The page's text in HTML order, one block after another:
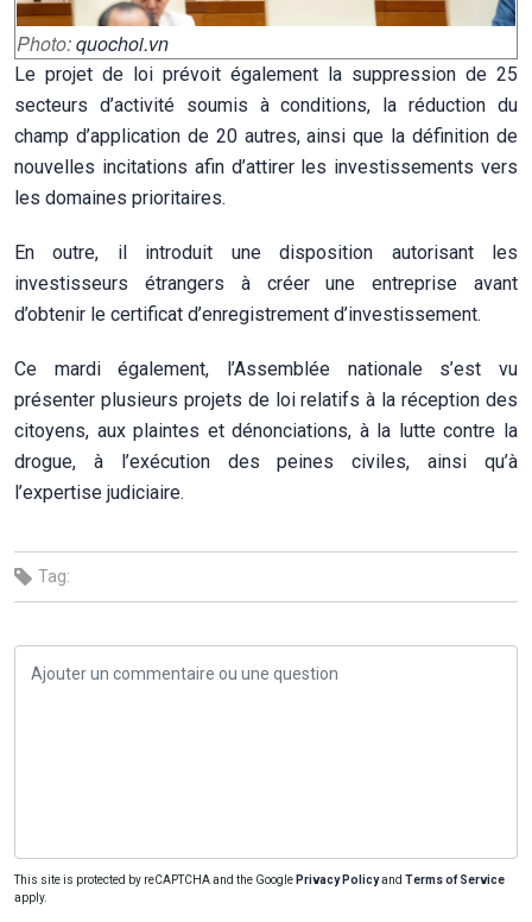
Photo:quochoi.vn
Le projet de loi prévoit également la suppression de 25
secteurs d’activité soumis à conditions, la réduction du
champ d’application de 20 autres, ainsi que la définition de
nouvelles incitations afin d’attirer les investissements vers
les domaines prioritaires.
En outre, il introduit une disposition autorisant les
investisseurs étrangers à créer une entreprise avant
d’obtenir le certificat d’enregistrement d’investissement.
Ce mardi également, l’Assemblée nationale s’est vu
présenter plusieurs projets de loi relatifs à la réception des
citoyens, aux plaintes et dénonciations, à la lutte contre la
drogue, à l’exécution des peines civiles, ainsi qu’à
l’expertise judiciaire.
Tag:
This site is protected by reCAPTCHA and the Google Privacy Policyand Terms of Service
apply.